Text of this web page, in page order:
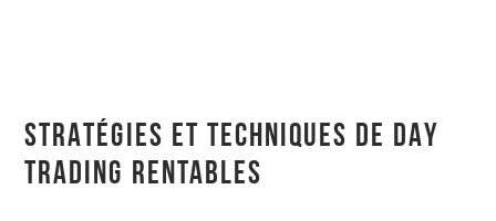
STRATÉGIES ET TECHNIQUES DE DAY
TRADING RENTABLES